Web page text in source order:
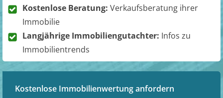
Kostenlose Beratung: Verkaufsberatung ihrer
Immobilie
Langjährige Immobiliengutachter: Infos zu
Immobilientrends
Kostenlose Immobilienwertung anfordern